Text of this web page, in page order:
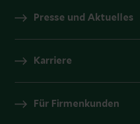
Presse und Aktuelles
Karriere
Für Firmenkunden